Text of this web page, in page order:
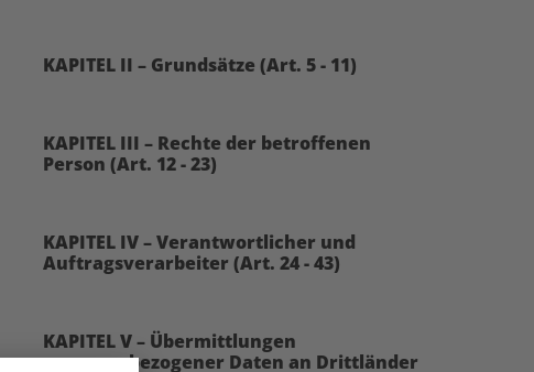
KAPITEL II – Grundsätze (Art. 5 - 11)
KAPITEL III – Rechte der betroffenen
Person (Art. 12 - 23)
KAPITEL IV – Verantwortlicher und
Auftragsverarbeiter (Art. 24 - 43)
KAPITEL V – Übermittlungen
personenbezogener Daten an Drittländer